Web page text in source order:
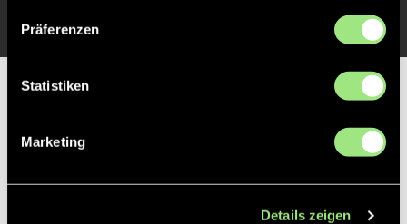
Präferenzen
Statistiken
Marketing
Details zeigen
Partner